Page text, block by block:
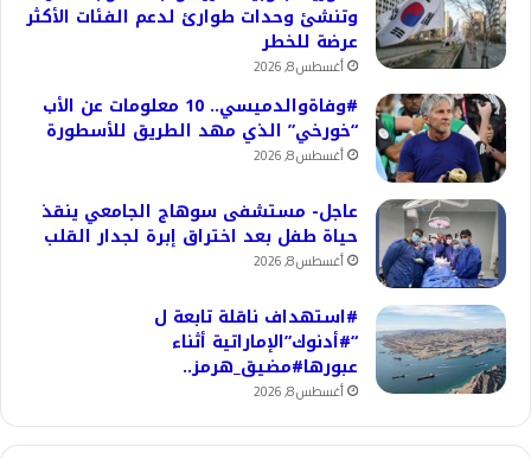
وتنشئ وحدات طوارئ لدعم الفئات الأكثر
عرضة للخطر
أغسطس 8, 2026
#وفاةوالدميسي.. 10 معلومات عن الأب
“خورخي” الذي مهد الطريق للأسطورة
أغسطس 8, 2026
عاجل- مستشفى سوهاج الجامعي ينقذ
حياة طفل بعد اختراق إبرة لجدار القلب
أغسطس 8, 2026
#استهداف ناقلة تابعة ل
“#أدنوك”الإماراتية أثناء
عبورها#مضيق_هرمز..
أغسطس 8, 2026